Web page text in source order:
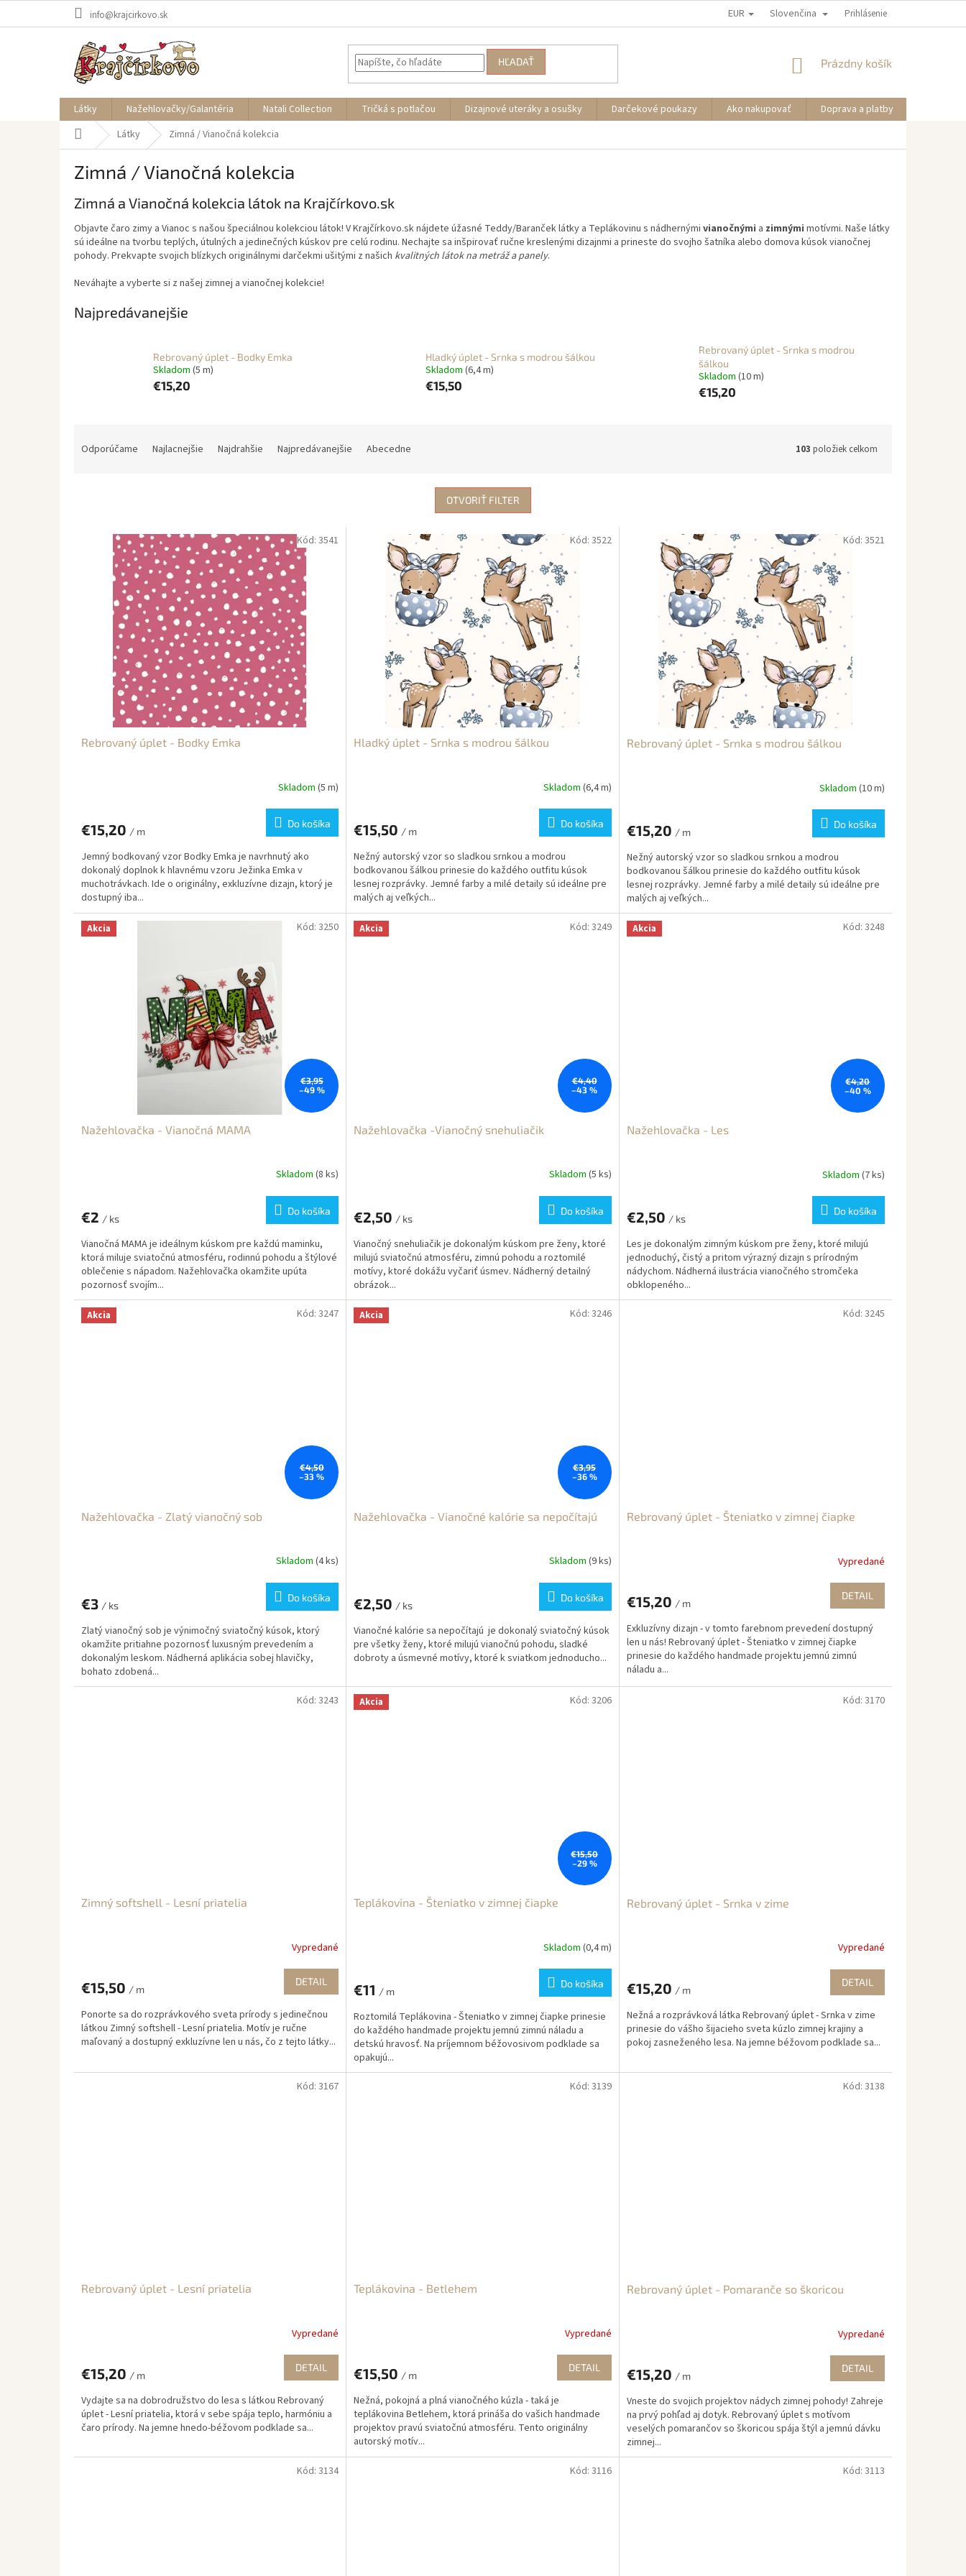
info@krajcirkovo.sk EUR Slovenčina Prihlásenie
HĽADAŤ
NÁKUPNÝ
Prázdny košík
Látky Nažehlovačky/Galantéria Natali Collection Tričká s potlačou Dizajnové uteráky a osušky Darčekové poukazy Ako nakupovať Doprava a platby
DomovLátky Zimná / Vianočná kolekcia
Zimná / Vianočná kolekcia
Zimná a Vianočná kolekcia látok na Krajčírkovo.sk
Objavte čaro zimy a Vianoc s našou špeciálnou kolekciou látok! V Krajčírkovo.sk nájdete úžasné Teddy/Baranček látky a Teplákovinu s nádhernými vianočnými a zimnými motívmi. Naše látky
sú ideálne na tvorbu teplých, útulných a jedinečných kúskov pre celú rodinu. Nechajte sa inšpirovať ručne kreslenými dizajnmi a prineste do svojho šatníka alebo domova kúsok vianočnej
pohody. Prekvapte svojich blízkych originálnymi darčekmi ušitými z našich kvalitných látok na metráž a panely.
Neváhajte a vyberte si z našej zimnej a vianočnej kolekcie!
Najpredávanejšie
Rebrovaný úplet - Bodky Emka
Skladom (5 m)
€15,20
Hladký úplet - Srnka s modrou šálkou
Skladom(6,4 m)
€15,50
Rebrovaný úplet - Srnka s modrou
šálkou
Skladom (10 m)
€15,20
Odporúčame Najlacnejšie Najdrahšie Najpredávanejšie Abecedne 103 položiek celkom
OTVORIŤ FILTER
Rebrovaný úplet - Bodky Emka
Skladom(5 m)
€15,20 / m
Do košíka
Jemný bodkovaný vzor Bodky Emka je navrhnutý ako
dokonalý doplnok k hlavnému vzoru Ježinka Emka v
muchotrávkach. Ide o originálny, exkluzívne dizajn, ktorý je
dostupný iba...
Kód:3541
Hladký úplet - Srnka s modrou šálkou
Skladom (6,4 m)
€15,50 / m
Do košíka
Nežný autorský vzor so sladkou srnkou a modrou
bodkovanou šálkou prinesie do každého outfitu kúsok
lesnej rozprávky. Jemné farby a milé detaily sú ideálne pre
malých aj veľkých...
Kód: 3522
Rebrovaný úplet - Srnka s modrou šálkou
Skladom (10 m)
€15,20 / m
Do košíka
Nežný autorský vzor so sladkou srnkou a modrou
bodkovanou šálkou prinesie do každého outfitu kúsok
lesnej rozprávky. Jemné farby a milé detaily sú ideálne pre
malých aj veľkých...
Kód: 3521
Akcia
€3,95
–49 %
Nažehlovačka - Vianočná MAMA
Skladom(8 ks)
€2 / ks
Do košíka
Vianočná MAMA je ideálnym kúskom pre každú maminku,
ktorá miluje sviatočnú atmosféru, rodinnú pohodu a štýlové
oblečenie s nápadom. Nažehlovačka okamžite upúta
pozornosť svojím...
Kód:3250 Akcia
€4,40
–43 %
Nažehlovačka -Vianočný snehuliačik
Skladom (5 ks)
€2,50 / ks
Do košíka
Vianočný snehuliačik je dokonalým kúskom pre ženy, ktoré
milujú sviatočnú atmosféru, zimnú pohodu a roztomilé
motívy, ktoré dokážu vyčariť úsmev. Nádherný detailný
obrázok...
Kód: 3249 Akcia
€4,20
–40 %
Nažehlovačka - Les
Skladom (7 ks)
€2,50 / ks
Do košíka
Les je dokonalým zimným kúskom pre ženy, ktoré milujú
jednoduchý, čistý a pritom výrazný dizajn s prírodným
nádychom. Nádherná ilustrácia vianočného stromčeka
obklopeného...
Kód: 3248
Akcia
€4,50
–33 %
Nažehlovačka - Zlatý vianočný sob
Skladom(4 ks)
€3 / ks
Do košíka
Zlatý vianočný sob je výnimočný sviatočný kúsok, ktorý
okamžite pritiahne pozornosť luxusným prevedením a
dokonalým leskom. Nádherná aplikácia sobej hlavičky,
bohato zdobená...
Kód:3247 Akcia
€3,95
–36 %
Nažehlovačka - Vianočné kalórie sa nepočítajú
Skladom (9 ks)
€2,50 / ks
Do košíka
Vianočné kalórie sa nepočítajú je dokonalý sviatočný kúsok
pre všetky ženy, ktoré milujú vianočnú pohodu, sladké
dobroty a úsmevné motívy, ktoré k sviatkom jednoducho...
Kód: 3246
Rebrovaný úplet - Šteniatko v zimnej čiapke
Vypredané
€15,20 / m
DETAIL
Exkluzívny dizajn - v tomto farebnom prevedení dostupný
len u nás! Rebrovaný úplet - Šteniatko v zimnej čiapke
prinesie do každého handmade projektu jemnú zimnú
náladu a...
Kód: 3245
Zimný softshell - Lesní priatelia
Vypredané
€15,50 / m
DETAIL
Ponorte sa do rozprávkového sveta prírody s jedinečnou
látkou Zimný softshell - Lesní priatelia. Motív je ručne
maľovaný a dostupný exkluzívne len u nás, čo z tejto látky...
Kód:3243 Akcia
€15,50
–29 %
Teplákovina - Šteniatko v zimnej čiapke
Skladom (0,4 m)
€11 / m
Do košíka
Roztomilá Teplákovina - Šteniatko v zimnej čiapke prinesie
do každého handmade projektu jemnú zimnú náladu a
detskú hravosť. Na príjemnom béžovosivom podklade sa
opakujú...
Kód: 3206
Rebrovaný úplet - Srnka v zime
Vypredané
€15,20 / m
DETAIL
Nežná a rozprávková látka Rebrovaný úplet - Srnka v zime
prinesie do vášho šijacieho sveta kúzlo zimnej krajiny a
pokoj zasneženého lesa. Na jemne béžovom podklade sa...
Kód: 3170
Rebrovaný úplet - Lesní priatelia
Vypredané
€15,20 / m
DETAIL
Vydajte sa na dobrodružstvo do lesa s látkou Rebrovaný
úplet - Lesní priatelia, ktorá v sebe spája teplo, harmóniu a
čaro prírody. Na jemne hnedo-béžovom podklade sa...
Kód:3167
Teplákovina - Betlehem
Vypredané
€15,50 / m
DETAIL
Nežná, pokojná a plná vianočného kúzla - taká je
teplákovina Betlehem, ktorá prináša do vašich handmade
projektov pravú sviatočnú atmosféru. Tento originálny
autorský motív...
Kód: 3139
Rebrovaný úplet - Pomaranče so škoricou
Vypredané
€15,20 / m
DETAIL
Vneste do svojich projektov nádych zimnej pohody! Zahreje
na prvý pohľad aj dotyk. Rebrovaný úplet s motívom
veselých pomarančov so škoricou spája štýl a jemnú dávku
zimnej...
Kód: 3138
Kód:3134 Kód: 3116 Kód: 3113